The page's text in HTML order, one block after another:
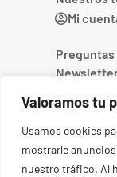
Valoramos tu
Usamos cookies
mostrarle
nuestro tráfico. Al
Mi